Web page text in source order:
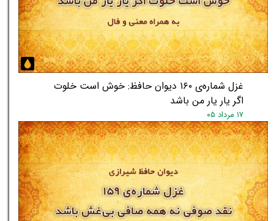
غزل شماره‌ی ۱۶۰ دیوان حافظ: خوش است خلوت
اگر یار یار من باشد
۱۷ مرداد ۰۵